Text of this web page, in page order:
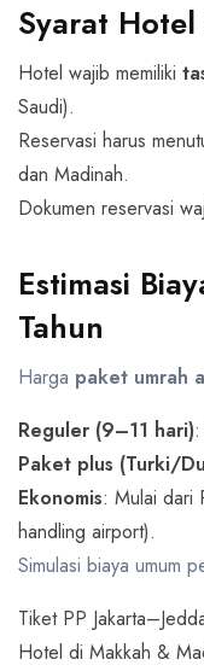
Syarat
Hotel wajib memiliki
Saudi).
Reservasi harus
dan Madinah.
Dokumen reservasi
Estimasi
Tahun
Harga paket umrah
Reguler (9–11 hari)
Paket plus (Turki/
Ekonomis: Mulai dari
handling airport).
Simulasi biaya umum
Tiket PP
Hotel di Makkah &